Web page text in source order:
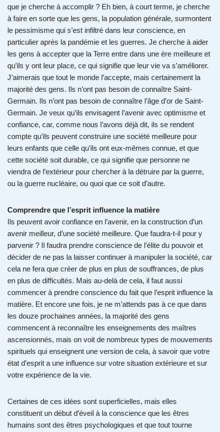
que je cherche à accomplir ? Eh bien, à court terme, je cherche
à faire en sorte que les gens, la population générale, surmontent
le pessimisme qui s’est infiltré dans leur conscience, en
particulier après la pandémie et les guerres. Je cherche à aider
les gens à accepter que la Terre entre dans une ère meilleure et
qu’ils y ont leur place, ce qui signifie que leur vie va s’améliorer.
J’aimerais que tout le monde l’accepte, mais certainement la
majorité des gens. Ils n’ont pas besoin de connaître Saint-
Germain. Ils n’ont pas besoin de connaître l’âge d’or de Saint-
Germain. Je veux qu’ils envisagent l’avenir avec optimisme et
confiance, car, comme nous l’avons déjà dit, ils se rendent
compte qu’ils peuvent construire une société meilleure pour
leurs enfants que celle qu’ils ont eux-mêmes connue, et que
cette société soit durable, ce qui signifie que personne ne
viendra de l’extérieur pour chercher à la détruire par la guerre,
ou la guerre nucléaire, ou quoi que ce soit d’autre.
Comprendre que l’esprit influence la matière
Ils peuvent avoir confiance en l’avenir, en la construction d’un
avenir meilleur, d’une société meilleure. Que faudra-t-il pour y
parvenir ? Il faudra prendre conscience de l’élite du pouvoir et
décider de ne pas la laisser continuer à manipuler la société, car
cela ne fera que créer de plus en plus de souffrances, de plus
en plus de difficultés. Mais au-delà de cela, il faut aussi
commencer à prendre conscience du fait que l’esprit influence la
matière. Et encore une fois, je ne m’attends pas à ce que dans
les douze prochaines années, la majorité des gens
commencent à reconnaître les enseignements des maîtres
ascensionnés, mais on voit de nombreux types de mouvements
spirituels qui enseignent une version de cela, à savoir que votre
état d’esprit a une influence sur votre situation extérieure et sur
votre expérience de la vie.
Certaines de ces idées sont superficielles, mais elles
constituent un début d’éveil à la conscience que les êtres
humains sont des êtres psychologiques et que tout tourne